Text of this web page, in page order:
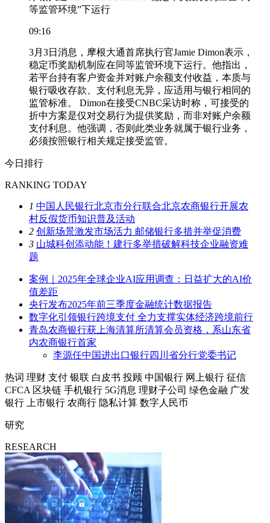
等监管环境”下运行
09:16
3月3日消息，摩根大通首席执行官Jamie Dimon表示，
稳定币奖励机制应在同等监管环境下运行。他指出，
若平台持有客户资金并对账户余额支付收益，本质与
银行吸收存款、支付利息无异，应适用与银行相同的
监管标准。 Dimon在接受CNBC采访时称，可接受的
折中方案是仅对交易行为提供奖励，而非对账户余额
支付利息。他强调，否则此类业务就属于银行业务，
必须按照银行相关规定接受监管。
今日排行
RANKING TODAY
1 中国人民银行北京市分行联合北京农商银行开展农
村反假货币知识普及活动
2 创新场景激发市场活力 邮储银行多措并举促消费
3 山城科创添动能！建行多举措破解科技企业融资难
题
案例｜2025年全球企业AI应用调查：日益扩大的AI价
值差距
央行发布2025年前三季度金融统计数据报告
数字化引领银行跨境支付 全力支撑实体经济跨境前行
青岛农商银行获上海清算所清算会员资格，系山东省
内农商银行首家
李源任中国进出口银行四川省分行党委书记
热词 理财 支付 银联 白皮书 投顾 中国银行 网上银行 征信
CFCA 区块链 手机银行 5G消息 理财子公司 绿色金融 广发
银行
上市银行 农商行 隐私计算 数字人民币
研究
RESEARCH